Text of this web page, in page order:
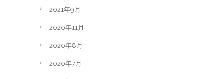
2021年9月
2020年11月
2020年8月
2020年7月